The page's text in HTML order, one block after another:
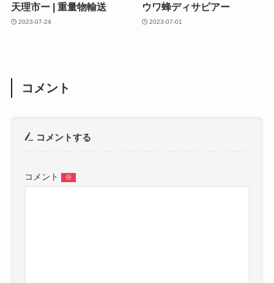
天理市ー | 重量物輸送
2023-07-24
ウワ蜂ディサピアー
2023-07-01
コメント
コメントする
コメント ※